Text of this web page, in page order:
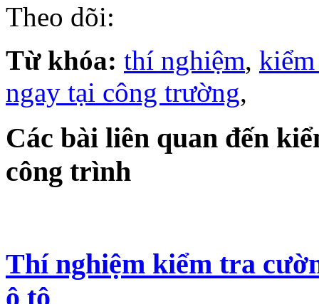
Theo dõi:
Từ khóa: thí nghiệm,
ngay tại công trường,
Các bài liên quan đến
công trình
Thí nghiệm kiểm tra
ô tô